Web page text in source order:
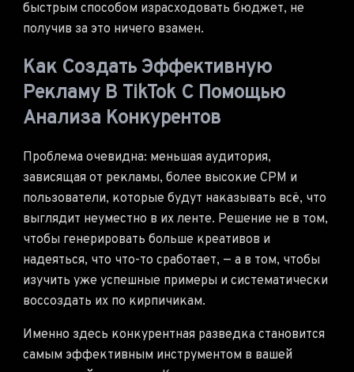
быстрым способом израсходовать бюджет, не
получив за это ничего взамен.
Как Создать Эффективную
Рекламу В TikTok С Помощью
Анализа Конкурентов
Проблема очевидна: меньшая аудитория,
зависящая от рекламы, более высокие CPM и
пользователи, которые будут наказывать всё, что
выглядит неуместно в их ленте. Решение не в том,
чтобы генерировать больше креативов и
надеяться, что что-то сработает, — а в том, чтобы
изучить уже успешные примеры и систематически
воссоздать их по кирпичикам.
Именно здесь конкурентная разведка становится
самым эффективным инструментом в вашей